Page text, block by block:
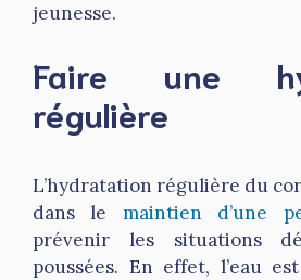
jeunesse.
Faire une
régulière
L’hydratation régulière du
dans le maintien d’une
prévenir les situations
poussées. En effet, l’eau